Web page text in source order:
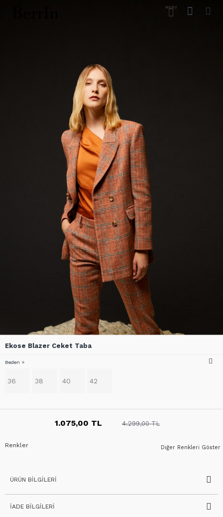
Ekose Blazer Ceket Taba
1.075,00 TL 4.299,00 TL
Beden
36 38 40 42
Diğer Renkleri Göster
Renkler
ÜRÜN BILGILERI
İADE BILGILERI